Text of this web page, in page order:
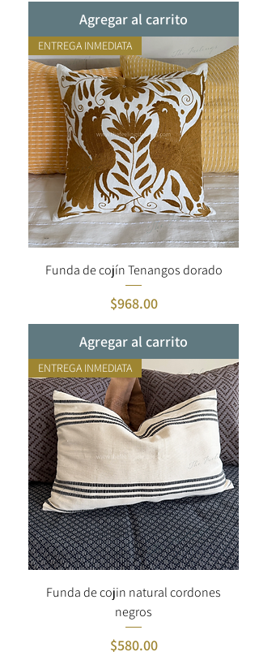
Agregar al carrito
ENTREGA INMEDIATA
Funda de cojín Tenangos dorado
Precio
$968.00
Agregar al carrito
ENTREGA INMEDIATA
Funda de cojin natural cordones
negros
Precio
$580.00